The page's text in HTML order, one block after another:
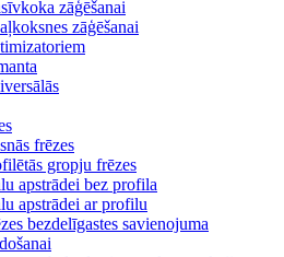
zāģēšanai
zāģēšanai
frēzes
gropju frēzes
apstrādei bez profila
apstrādei ar profilu
bezdelīgastes savienojuma